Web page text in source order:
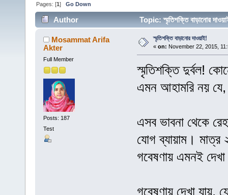
Pages: [1]Go Down
Author Topic: স্মৃতিশক্তি বাড়ানোর
Mosammat Arifa
Akter
Full Member
Posts: 187
Test
স্মৃতিশক্তি বাড়ানোর দাওয়াই!
« on: November 22, 2015,
স্মৃতিশক্তি দুর্বল!
এমন আহামরি নয়
এসব ভাবনা থেকে
যোগ ব্যায়াম। মাত্র
গবেষণায় এমনই
গবেষণায় দেখা যায়,